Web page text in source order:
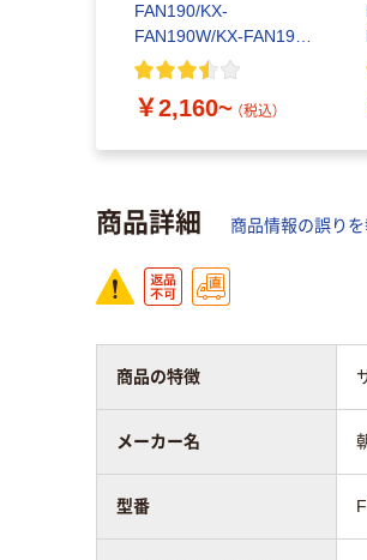
FAN190/KX-
FAN190W/KX-FAN191
シリーズ ミヨシ
￥2,160~ （税込）
商品詳細 商品情報の誤り
商品の特徴
メーカー名
型番